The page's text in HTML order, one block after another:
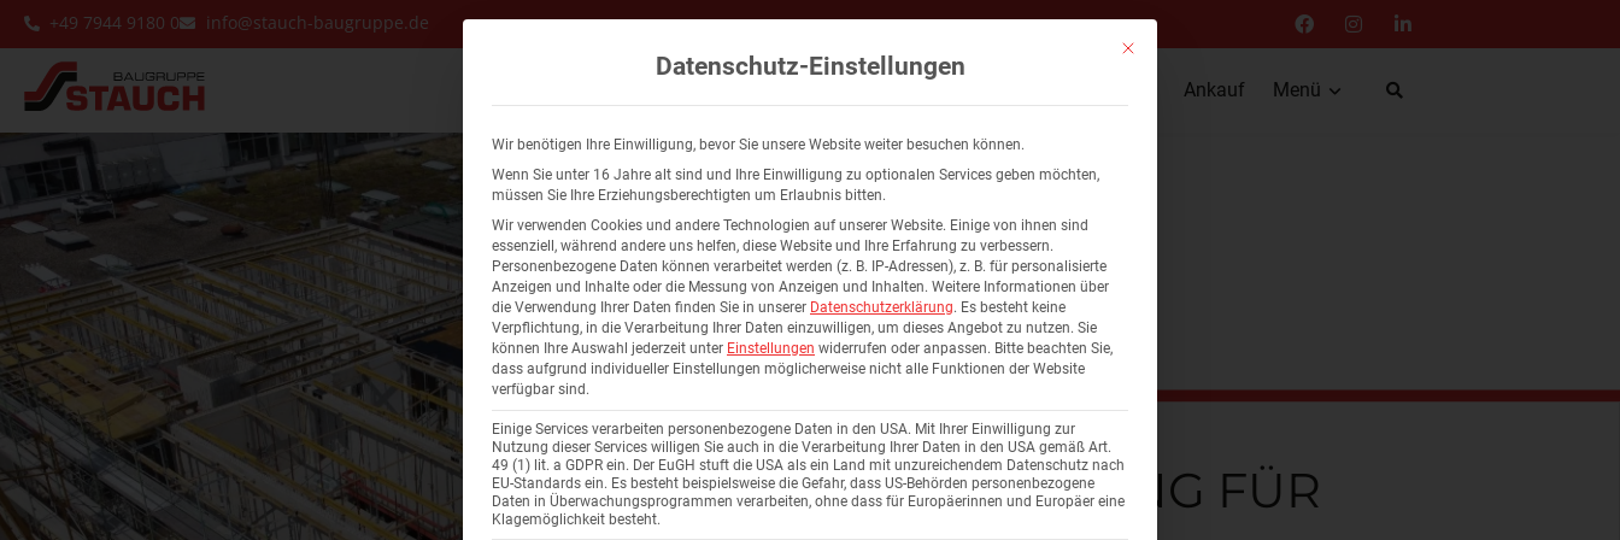
+49 7944 9180 0 info@stauch-baugruppe.de
Ankauf Menü
BÜROAUFSTOCKUNG FÜR
Mit diesem Button wird der Dialog geschlossen. Seine Funktionalität ist
Datenschutz-Einstellungen
Wir benötigen Ihre Einwilligung, bevor Sie unsere Website weiter besuchen können.
Wenn Sie unter 16 Jahre alt sind und Ihre Einwilligung zu optionalen Services geben möchten,
müssen Sie Ihre Erziehungsberechtigten um Erlaubnis bitten.
Wir verwenden Cookies und andere Technologien auf unserer Website. Einige von ihnen sind
essenziell, während andere uns helfen, diese Website und Ihre Erfahrung zu verbessern.
Personenbezogene Daten können verarbeitet werden (z. B. IP-Adressen), z. B. für personalisierte
Anzeigen und Inhalte oder die Messung von Anzeigen und Inhalten. Weitere Informationen über
die Verwendung Ihrer Daten finden Sie in unserer Datenschutzerklärung. Es besteht keine
Verpflichtung, in die Verarbeitung Ihrer Daten einzuwilligen, um dieses Angebot zu nutzen. Sie
können Ihre Auswahl jederzeit unter Einstellungen widerrufen oder anpassen. Bitte beachten Sie,
dass aufgrund individueller Einstellungen möglicherweise nicht alle Funktionen der Website
verfügbar sind.
Einige Services verarbeiten personenbezogene Daten in den USA. Mit Ihrer Einwilligung zur
Nutzung dieser Services willigen Sie auch in die Verarbeitung Ihrer Daten in den USA gemäß Art.
49 (1) lit. a GDPR ein. Der EuGH stuft die USA als ein Land mit unzureichendem Datenschutz nach
EU-Standards ein. Es besteht beispielsweise die Gefahr, dass US-Behörden personenbezogene
Daten in Überwachungsprogrammen verarbeiten, ohne dass für Europäerinnen und Europäer eine
Klagemöglichkeit besteht.